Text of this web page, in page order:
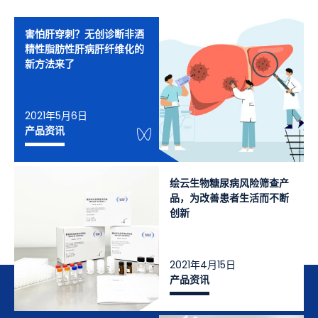
害怕肝穿刺？无创诊断非酒
精性脂肪性肝病肝纤维化的
新方法来了
产品资讯
2021年5月6日
WeChat Knowledge
绘云生物糖尿病风险筛查产
品，为改善患者生活而不断
创新
产品资讯
2021年4月15日